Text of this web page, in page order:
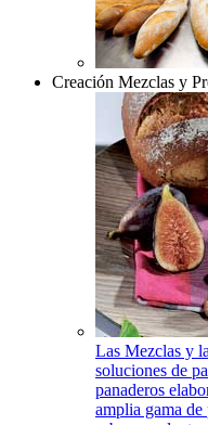
Creación Mezclas y
Las Mezclas y
soluciones de
panaderos
amplia gama de